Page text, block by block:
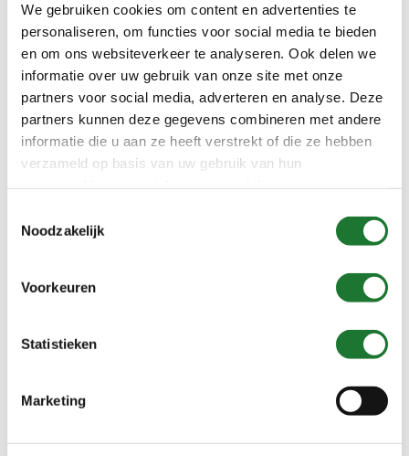
We gebruiken cookies om content en advertenties te
personaliseren, om functies voor social media te bieden
en om ons websiteverkeer te analyseren. Ook delen we
informatie over uw gebruik van onze site met onze
partners voor social media, adverteren en analyse. Deze
partners kunnen deze gegevens combineren met andere
informatie die u aan ze heeft verstrekt of die ze hebben
verzameld op basis van uw gebruik van hun
Noodzakelijk
Voorkeuren
Statistieken
Marketing
Type ARC HT-T